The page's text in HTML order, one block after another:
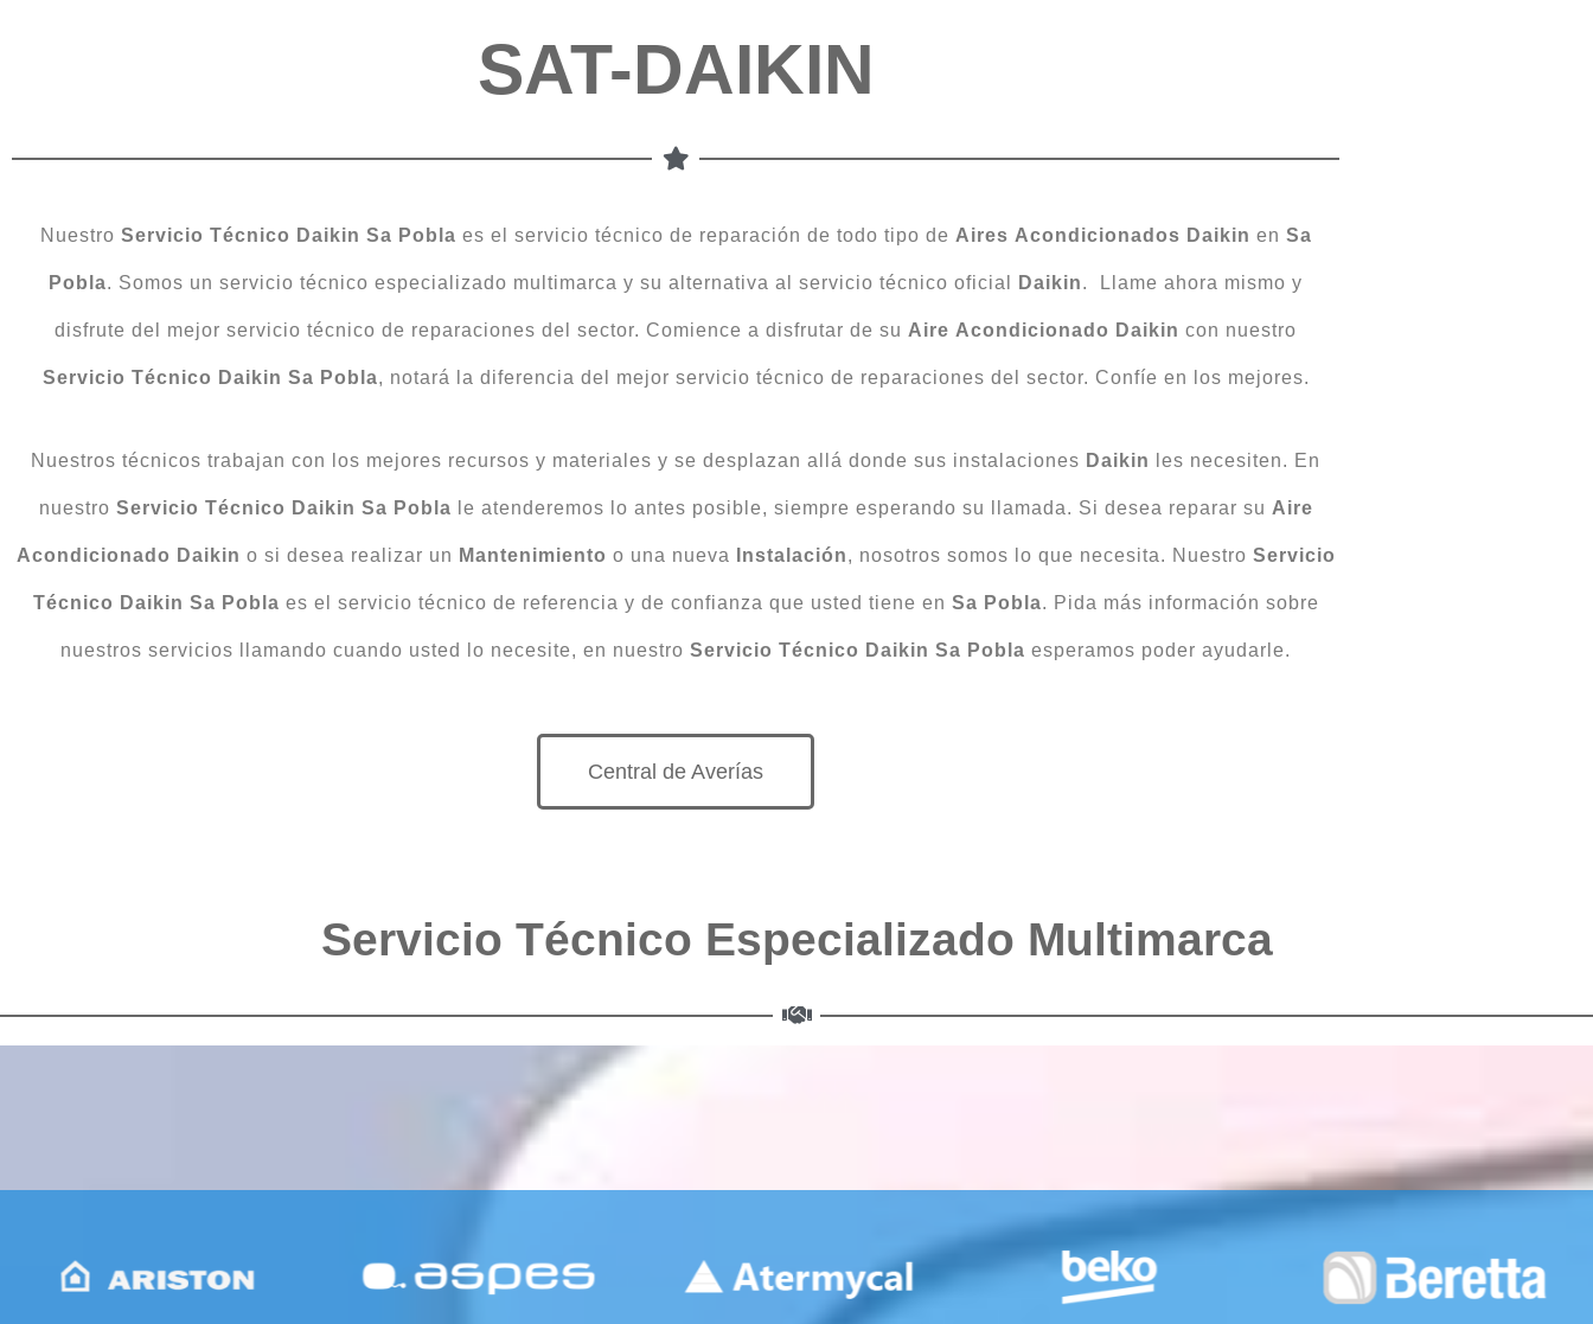
SAT-DAIKIN
Nuestro Servicio Técnico Daikin Sa Pobla es el servicio técnico de reparación de todo tipo de Aires Acondicionados Daikin en Sa
Pobla. Somos un servicio técnico especializado multimarca y su alternativa al servicio técnico oficial Daikin. Llame ahora mismo y
disfrute del mejor servicio técnico de reparaciones del sector. Comience a disfrutar de su Aire Acondicionado Daikin con nuestro
Servicio Técnico Daikin Sa Pobla, notará la diferencia del mejor servicio técnico de reparaciones del sector. Confíe en los mejores.
Nuestros técnicos trabajan con los mejores recursos y materiales y se desplazan allá donde sus instalaciones Daikin les necesiten. En
nuestro Servicio Técnico Daikin Sa Pobla le atenderemos lo antes posible, siempre esperando su llamada. Si desea reparar su Aire
Acondicionado Daikin o si desea realizar un Mantenimiento o una nueva Instalación, nosotros somos lo que necesita. Nuestro Servicio
Técnico Daikin Sa Pobla es el servicio técnico de referencia y de confianza que usted tiene en Sa Pobla. Pida más información sobre
nuestros servicios llamando cuando usted lo necesite, en nuestro Servicio Técnico Daikin Sa Pobla esperamos poder ayudarle.
Central de Averías
Servicio Técnico Especializado Multimarca